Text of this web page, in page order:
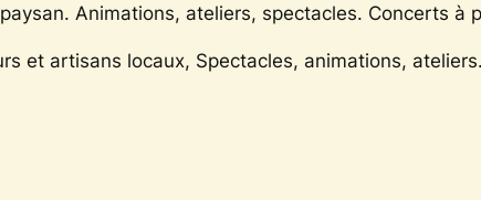
Animations, ateliers, spectacles. Concerts à
et artisans locaux, Spectacles, animations,